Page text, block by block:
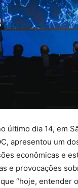
último dia 14, em
apresentou um
econômicas e
e provocações
“hoje, entender